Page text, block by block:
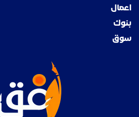
اعمال
بنوك
سوق